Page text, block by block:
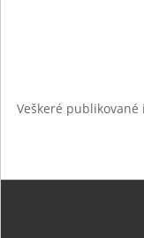
Veškeré